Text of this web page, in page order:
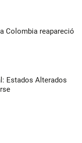
Colombia reapareció
Estados Alterados